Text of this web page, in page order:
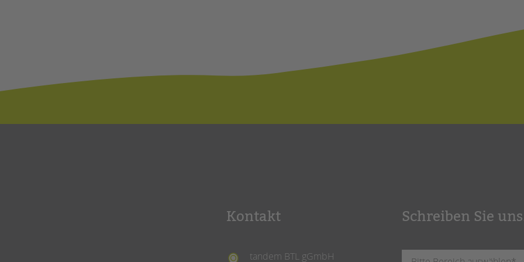
Kontakt
tandem BTL gGmbH
Schreiben Sie